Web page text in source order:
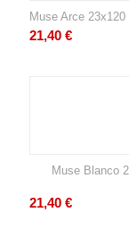
Muse Arce
21,40 €
Muse Blanco
21,40 €